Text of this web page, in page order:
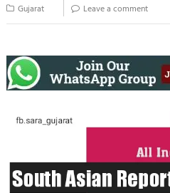
o
k
A
p
p
Li
nk
Gujarat Leave a comment